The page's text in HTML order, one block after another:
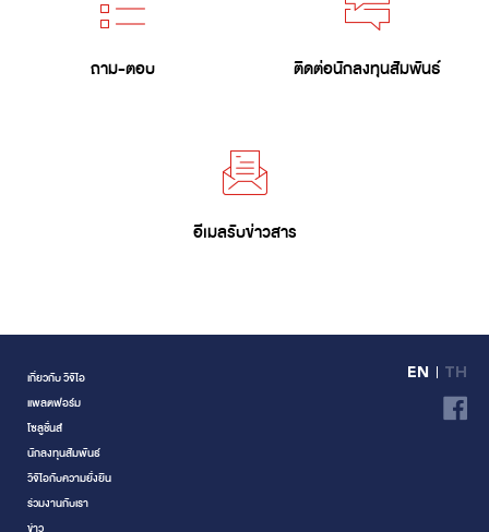
ถาม-ตอบ ติดต่อนักลงทุนสัมพันธ์
อีเมลรับข่าวสาร
เกี่ยวกับ วีจีไอ
แพลตฟอร์ม
โซลูชั่นส์
นักลงทุนสัมพันธ์
วีจีไอกับความยั่งยืน
ร่วมงานกับเรา
EN TH